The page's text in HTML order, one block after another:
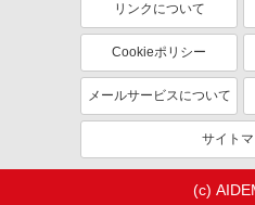
リンクについて
Cookieポリシー
メールサービスについて
サイト
(c)